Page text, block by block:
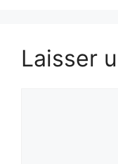
Laisser